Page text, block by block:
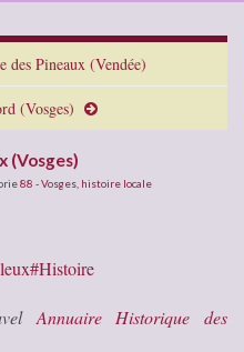
Pineaux (Vendée)
(Vosges)
(Vosges)
88 - Vosges histoire locale
Annuaire Historique des